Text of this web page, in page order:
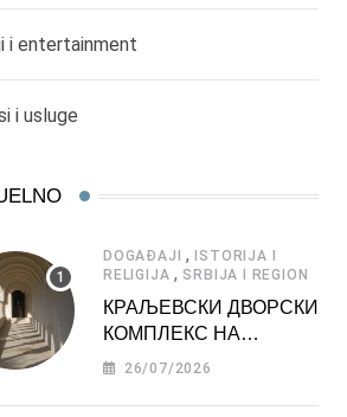
i entertainment
i usluge
DOGAĐAJI , ISTORIJA I
RELIGIJA , SRBIJA I REGION
КРАЉЕВСКИ ДВОРСКИ
КОМПЛЕКС НА
ДЕДИЊУ –
АТРАКЦИЈА
26/07/2026